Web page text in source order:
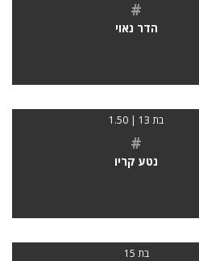
#
הדר נאוי
בת 13 | 1.50
#
נטע קריו
בת 15